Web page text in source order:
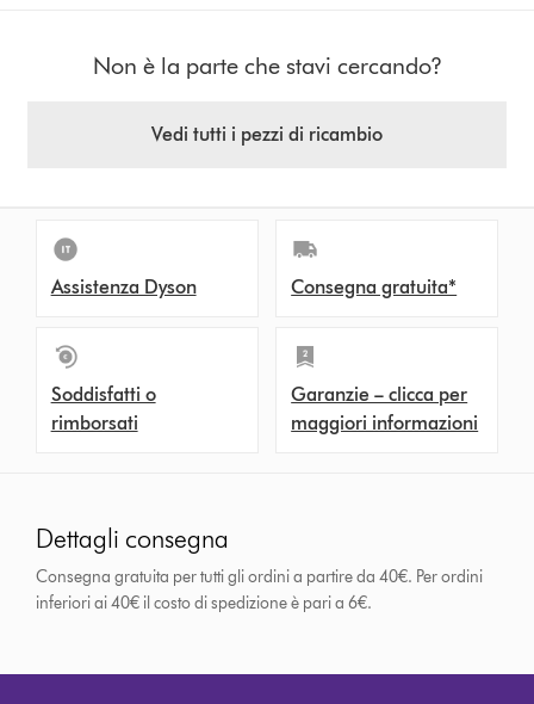
Non è la parte che stavi cercando?
Vedi tutti i pezzi di ricambio
Assistenza Dyson Consegna gratuita*
Soddisfatti o
rimborsati
Garanzie – clicca per
maggiori informazioni
Dettagli consegna
Consegna gratuita per tutti gli ordini a partire da 40€. Per ordini
inferiori ai 40€ il costo di spedizione è pari a 6€.